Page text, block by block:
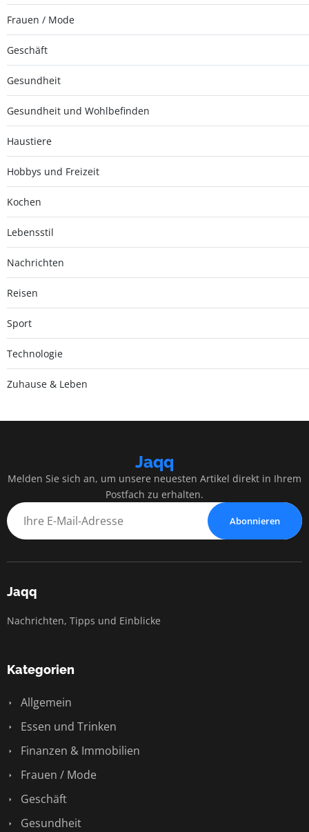
Frauen / Mode
Geschäft
Gesundheit
Gesundheit und Wohlbefinden
Haustiere
Hobbys und Freizeit
Kochen
Lebensstil
Nachrichten
Reisen
Sport
Technologie
Zuhause & Leben
Jaqq
Melden Sie sich an, um unsere neuesten Artikel direkt in Ihrem
Postfach zu erhalten.
Abonnieren
Jaqq
Nachrichten, Tipps und Einblicke
Kategorien
Allgemein
Essen und Trinken
Finanzen & Immobilien
Frauen / Mode
Geschäft
Gesundheit